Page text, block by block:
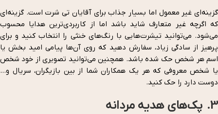
گزینه‌ای غیر معمول اما بسیار جذاب برای آقایان تی شرت است. گزینه‌ای
که اگرچه غیر متعارف شاید باشد اما از کاربردی‌ترین هدایا محسوب
می‌شود. می‌توانید تیشرت‌هایی با رنگ‌های خنثی را انتخاب کنید و برای
پرهیز از سادگی زیاد، سفارش دهید که روی آن‌ها پیامی امید بخش یا
اسم هر شخص حک شده باشد. همچنین می‌توانید تصویری از خود شخص
یا شخص معروفی که هر یک همکاران شما از بین بازیگران، سریال و…
دوست دارد را حک کنید.
3. پک‌های هدیه مردانه